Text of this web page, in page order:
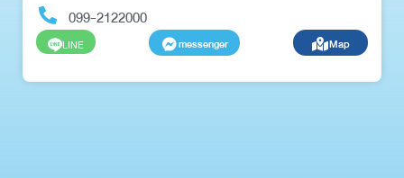
099-2122000
LINE messenger Map